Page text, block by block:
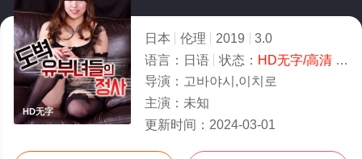
HD无字
日本 伦理 2019
3.0
语言： 日语 状态： HD无字/高清- 免费在线观看
导演： 고바야시,이치로
主演： 未知
更新时间： 2024-03-01